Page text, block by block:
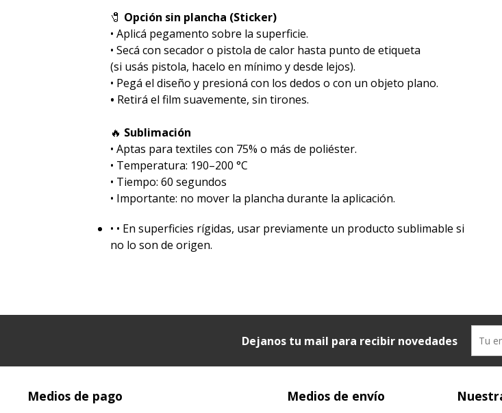
🧷 Opción sin plancha (Sticker)
• Aplicá pegamento sobre la superficie.
• Secá con secador o pistola de calor hasta punto de etiqueta
(si usás pistola, hacelo en mínimo y desde lejos).
• Pegá el diseño y presioná con los dedos o con un objeto plano.
• Retirá el film suavemente, sin tirones.
🔥 Sublimación
•⁠ ⁠Aptas para textiles con 75% o más de poliéster.
•⁠ ⁠Temperatura: 190–200 °C
•⁠ ⁠Tiempo: 60 segundos
•⁠ ⁠Importante: no mover la plancha durante la aplicación.
•⁠ ⁠• En superficies rígidas, usar previamente un producto sublimable si
no lo son de origen.
Dejanos tu mail para recibir novedades
Medios de pago Medios de envío